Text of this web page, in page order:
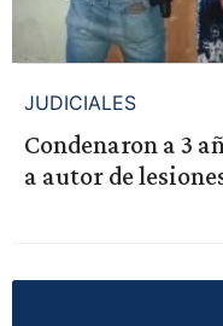
JUDICIALES
Condenaron a 3
a autor de